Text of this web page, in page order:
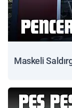
Maskeli